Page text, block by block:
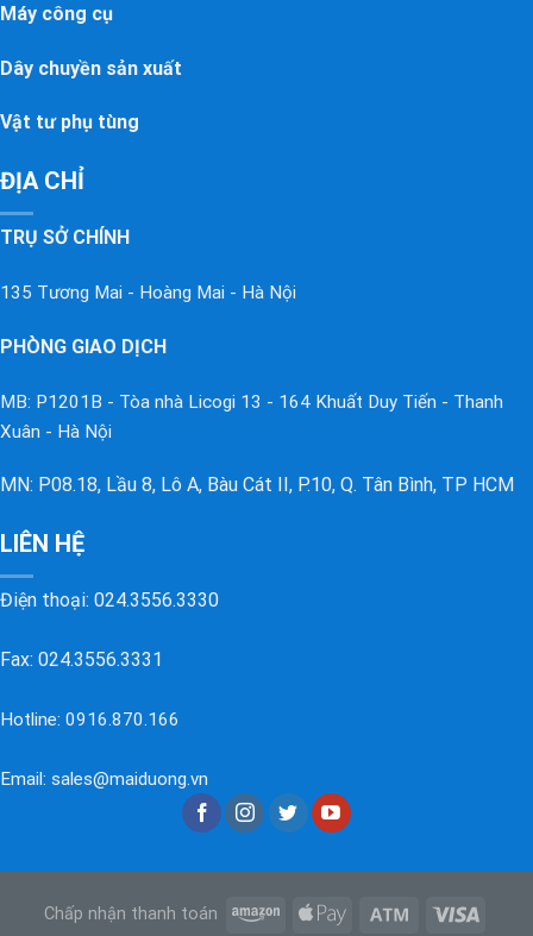
Máy công cụ
Dây chuyền sản xuất
Vật tư phụ tùng
ĐỊA CHỈ
TRỤ SỞ CHÍNH
135 Tương Mai - Hoàng Mai - Hà Nội
PHÒNG GIAO DỊCH
MB: P1201B - Tòa nhà Licogi 13 - 164 Khuất Duy Tiến - Thanh
Xuân - Hà Nội
MN: P08.18, Lầu 8, Lô A, Bàu Cát II, P.10, Q. Tân Bình, TP HCM
LIÊN HỆ
Điện thoại: 024.3556.3330
Fax: 024.3556.3331
Hotline: 0916.870.166
Email: sales@maiduong.vn
Chấp nhận thanh toán